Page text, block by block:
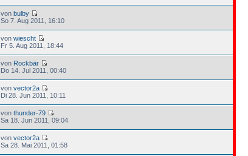
vonbulby
So 7. Aug 2011, 16:10
vonwiescht
Fr 5. Aug 2011, 18:44
von Rockbär
Do 14. Jul 2011, 00:40
vonvector2a
Di 28. Jun 2011, 10:11
vonthunder-79
Sa 18. Jun 2011, 09:04
vonvector2a
Sa 28. Mai 2011, 01:58